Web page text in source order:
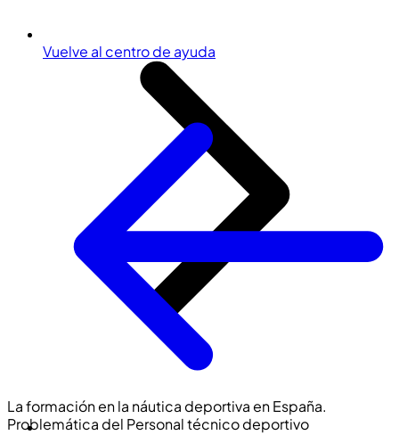
Vuelve al centro de ayuda
La formación en la náutica deportiva en España.
Problemática del Personal técnico deportivo